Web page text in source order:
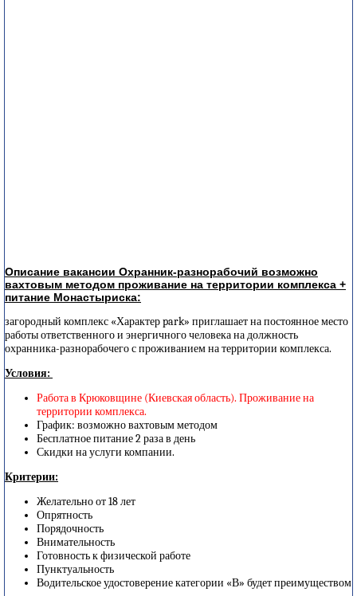
Описание вакансии Охранник-разнорабочий возможно
вахтовым методом проживание на территории комплекса +
питание Монастыриска:
загородный комплекс «Характер park» приглашает на постоянное место
работы ответственного и энергичного человека на должность
охранника-разнорабочего с проживанием на территории комплекса.
Условия:
Работа в Крюковщине (Киевская область). Проживание на
территории комплекса.
График: возможно вахтовым методом
Бесплатное питание 2 раза в день
Скидки на услуги компании.
Критерии:
Желательно от 18 лет
Опрятность
Порядочность
Внимательность
Готовность к физической работе
Пунктуальность
Водительское удостоверение категории «В» будет преимуществом